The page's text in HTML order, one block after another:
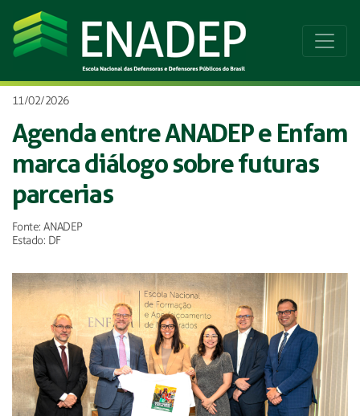
11/02/2026
Agenda entre ANADEP e Enfam
marca diálogo sobre futuras
parcerias
Fonte: ANADEP
Estado: DF